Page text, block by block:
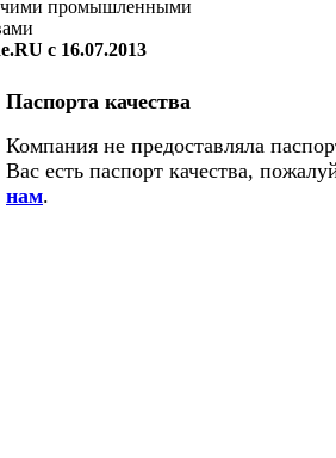
промышленными
с 16.07.2013
Паспорта качества
Компания не предоставляла
Вас есть паспорт качества,
нам.